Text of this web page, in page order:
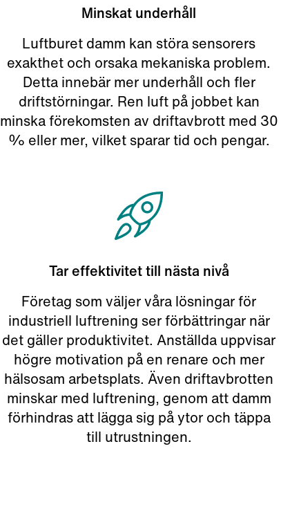
Minskat underhåll
Luftburet damm kan störa sensorers
exakthet och orsaka mekaniska problem.
Detta innebär mer underhåll och fler
driftstörningar. Ren luft på jobbet kan
minska förekomsten av driftavbrott med 30
% eller mer, vilket sparar tid och pengar.
Tar effektivitet till nästa nivå
Företag som väljer våra lösningar för
industriell luftrening ser förbättringar när
det gäller produktivitet. Anställda uppvisar
högre motivation på en renare och mer
hälsosam arbetsplats. Även driftavbrotten
minskar med luftrening, genom att damm
förhindras att lägga sig på ytor och täppa
till utrustningen.